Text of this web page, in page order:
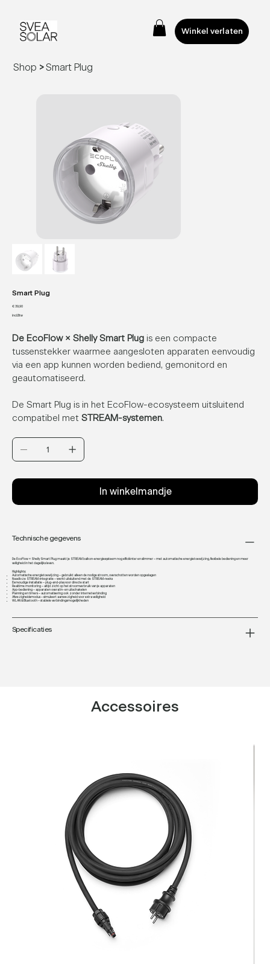
Winkel verlaten
Shop >Smart Plug
Smart Plug
Prijs
€ 39,90
incl.Btw
De EcoFlow × Shelly Smart Plugis een compacte
tussenstekker waarmee aangesloten apparaten eenvoudig
via een app kunnen worden bediend, gemonitord en
geautomatiseerd.
De Smart Plug is in het EcoFlow-ecosysteem uitsluitend
compatibel met STREAM-systemen.
In winkelmandje
Technische gegevens
De EcoFlow × Shelly Smart Plugmaakt je STREAM balkon-energie­systeemnog efficiënter en slimmer – met automatische energietoewijzing, flexibele bediening en meer
veiligheid in het dagelijks leven.
Highlights:
Automatische energietoewijzing– gebruikt alleen de nodige stroom, overschotten worden opgeslagen
Naadloze STREAM-integratie– werkt uitsluitend met de STREAM-reeks
Eenvoudige installatie– plug-and-play voor directe start
Realtime monitoring– altijd zicht op het stroomverbruik van je apparaten
App-bediening– apparaten overal in- en uitschakelen
Planning en timers– automatisering ook zonder internetverbinding
Afwezigheidsmodus– simuleert aanwezigheid voor extra veiligheid
WLAN & Bluetooth– stabiele verbindingsmogelijkheden
Specificaties
Accessoires